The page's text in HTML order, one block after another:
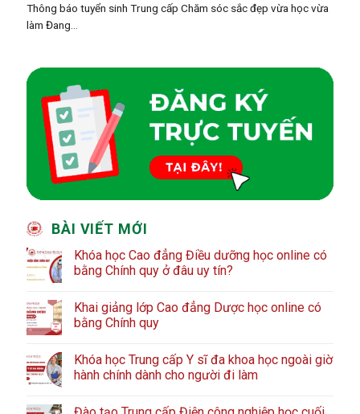
Thông báo tuyển sinh Trung cấp Chăm sóc sắc đẹp vừa học vừa
làm Đang...
BÀI VIẾT MỚI
Khóa học Cao đẳng Điều dưỡng học online có
bằng Chính quy ở đâu uy tín?
Khai giảng lớp Cao đẳng Dược học online có
bằng Chính quy
Khóa học Trung cấp Y sĩ đa khoa học ngoài giờ
hành chính dành cho người đi làm